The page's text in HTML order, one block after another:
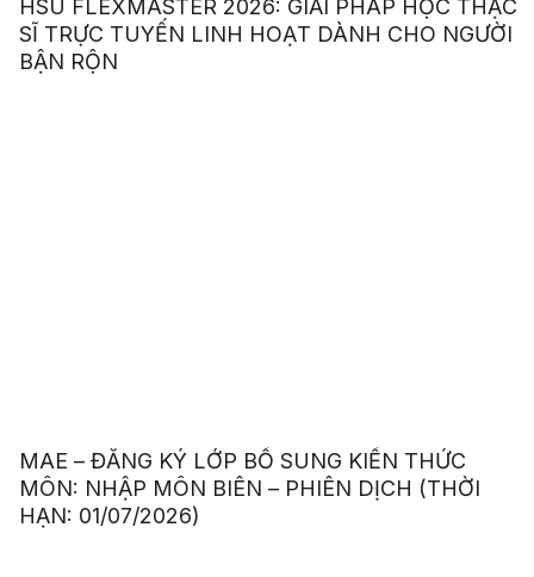
HSU FLEXMASTER 2026: GIẢI PHÁP HỌC THẠC
SĨ TRỰC TUYẾN LINH HOẠT DÀNH CHO NGƯỜI
BẬN RỘN
MAE – ĐĂNG KÝ LỚP BỔ SUNG KIẾN THỨC
MÔN: NHẬP MÔN BIÊN – PHIÊN DỊCH (THỜI
HẠN: 01/07/2026)